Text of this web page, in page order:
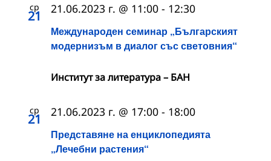
ср
21
Международен семинар „Българският
модернизъм в диалог със световния“
21.06.2023 г. @ 11:00 - 12:30
Институт за литература – БАН
ср
21
Представяне на енциклопедията
„Лечебни растения“
21.06.2023 г. @ 17:00 - 18:00